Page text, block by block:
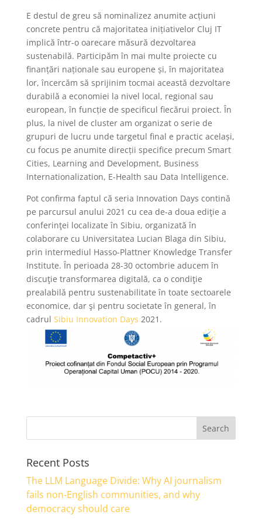
E destul de greu să nominalizez anumite acțiuni
concrete pentru că majoritatea inițiativelor Cluj IT
implică într-o oarecare măsură dezvoltarea
sustenabilă. Participăm în mai multe proiecte cu
finanțări naționale sau europene și, în majoritatea
lor, încercăm să sprijinim tocmai această dezvoltare
durabilă a economiei la nivel local, regional sau
european, în funcție de specificul fiecărui proiect. În
plus, la nivel de cluster am organizat o serie de
grupuri de lucru unde targetul final e practic același,
cu focus pe anumite direcții specifice precum Smart
Cities, Learning and Development, Business
Internationalization, E-Health sau Data Intelligence.
Pot confirma faptul că seria Innovation Days contină
pe parcursul anului 2021 cu cea de-a doua ediţie a
conferinţei localizate în Sibiu, organizată în
colaborare cu Universitatea Lucian Blaga din Sibiu,
prin intermediul Hasso-Plattner Knowledge Transfer
Institute. În perioada 28-30 octombrie aducem în
discuţie transformarea digitală, ca o condiţie
prealabilă pentru sustenabilitate în toate sectoarele
economice, dar şi pentru societate în general, în
cadrul Sibiu Innovation Days 2021.
Recent Posts
The LLM Language Divide: Why AI journalism
fails non-English communities, and why
democracy should care